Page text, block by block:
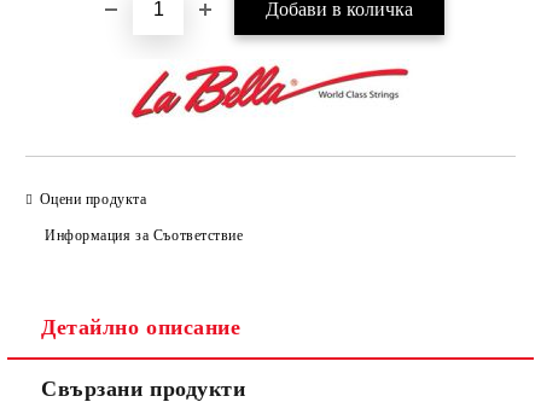
Оцени продукта
Информация за Съответствие
Детайлно описание
Свързани продукти